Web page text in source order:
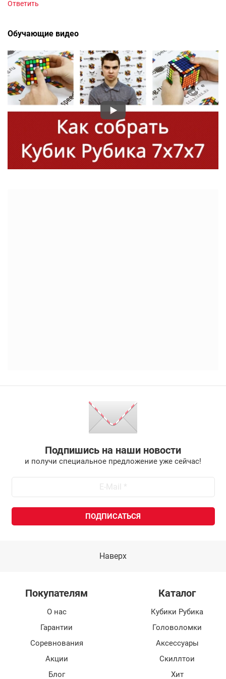
Ответить
Обучающие видео
Подпишись на наши новости
и получи специальное предложение уже сейчас!
Наверх
Покупателям
О нас
Гарантии
Соревнования
Акции
Блог
Каталог
Кубики Рубика
Головоломки
Аксессуары
Скиллтои
Хит